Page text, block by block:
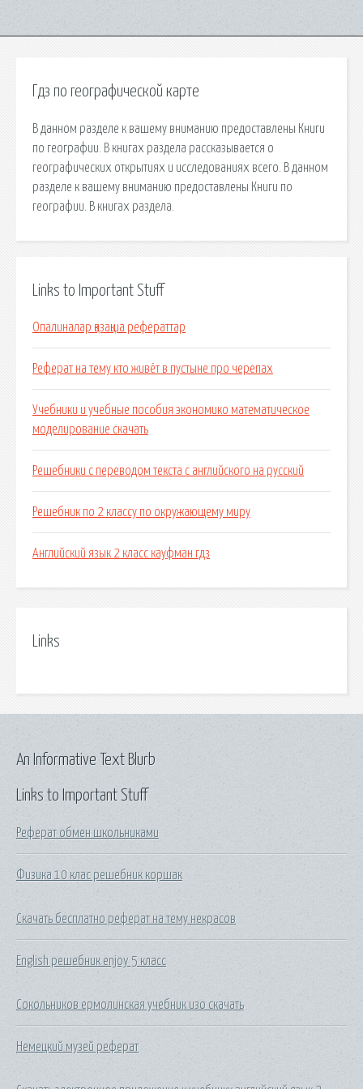
Гдз по географической карте
В данном разделе к вашему вниманию предоставлены Книги
по географии. В книгах раздела рассказывается о
географических открытиях и исследованиях всего. В данном
разделе к вашему вниманию предоставлены Книги по
географии. В книгах раздела.
Links to Important Stuff
Опалиналар қазақша рефераттар
Реферат на тему кто живёт в пустыне про черепах
Учебники и учебные пособия экономико математическое
моделирование скачать
Решебники с переводом текста с английского на русский
Решебник по 2 классу по окружающему миру
Английский язык 2 класс кауфман гдз
Links
Links to Important Stuff
Реферат обмен школьниками
Физика 10 клас решебник коршак
Скачать бесплатно реферат на тему некрасов
English решебник enjoy 5 класс
Сокольников ермолинская учебник изо скачать
Немецкий музей реферат
An Informative Text Blurb